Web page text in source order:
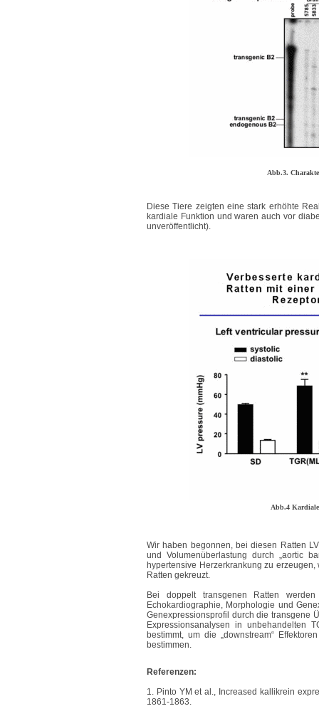
Abb.3.
Diese Tiere zeigten eine stark erhöhte
kardiale Funktion und waren auch vor
unveröffentlicht).
Abb.4
Wir haben begonnen, bei diesen Ratten
und Volumenüberlastung durch „aortic
hypertensive Herzerkrankung zu
Ratten gekreuzt.
Bei doppelt transgenen Ratten
Echokardiographie, Morphologie und
Genexpressionsprofil durch die transgene
Expressionsanalysen in unbehandelten
bestimmt, um die „downstream“
bestimmen.
Referenzen:
1. Pinto YM et al., Increased kallikrein
1861-1863.